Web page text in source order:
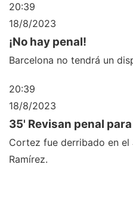
20:39
18/8/2023
¡No hay penal!
Barcelona no tendrá un
20:39
18/8/2023
35' Revisan penal
Cortez fue derribado en el
Ramírez.